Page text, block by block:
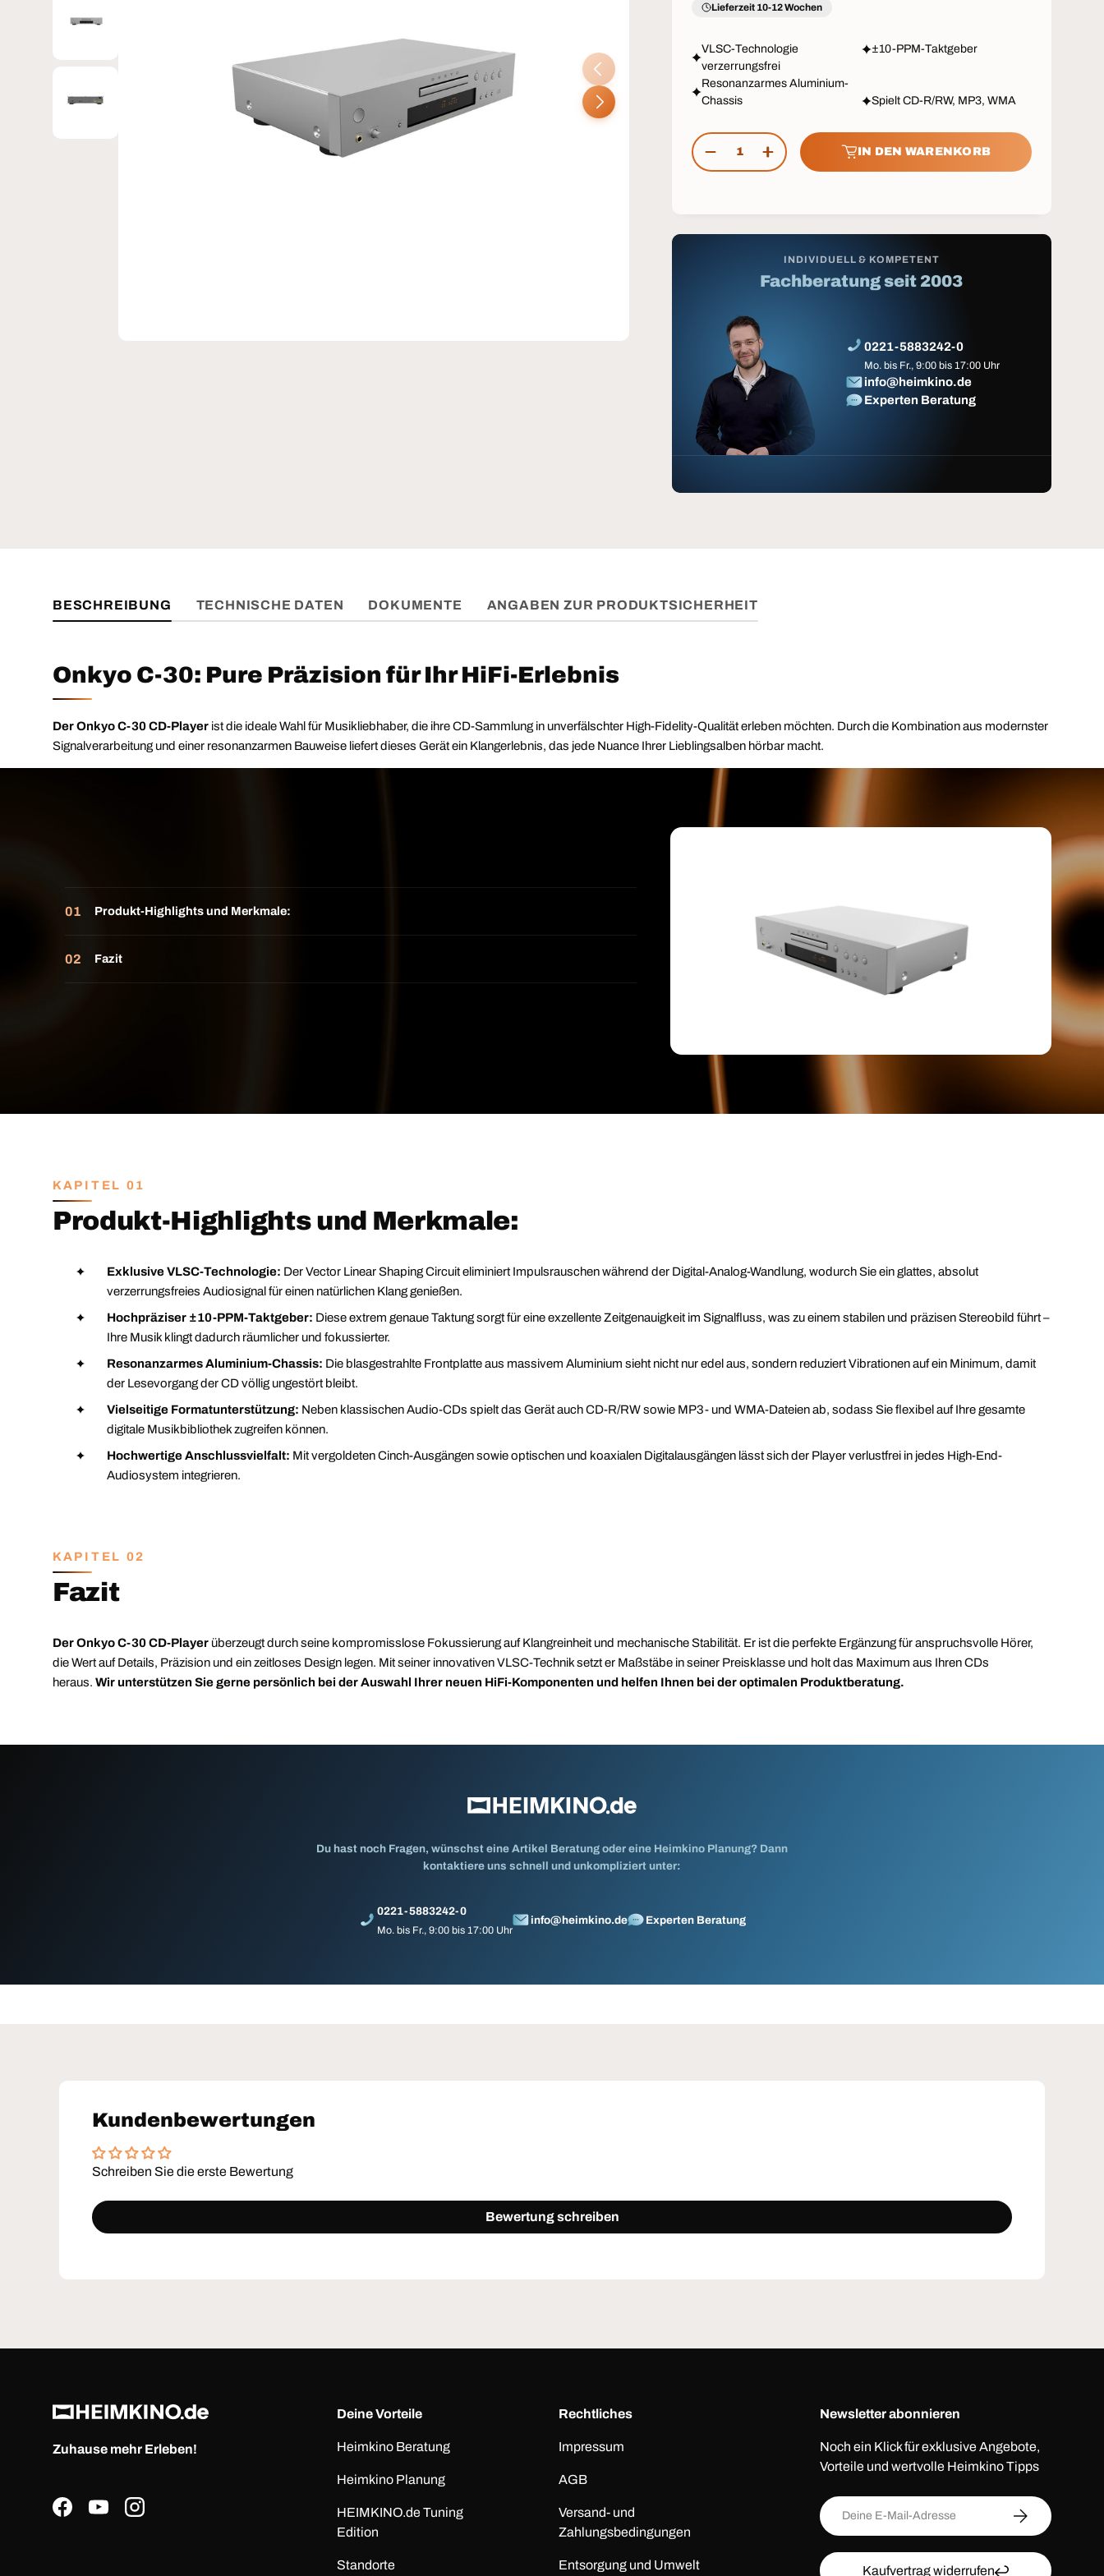
VORHERIGE
NÄCHSTE
Lieferzeit 10-12 Wochen
VLSC-Technologie
verzerrungsfrei
Resonanzarmes Aluminium-
Chassis
±10-PPM-Taktgeber
Spielt CD-R/RW, MP3, WMA
Anzahl
MENGE VERRINGERN
MENGE ERHÖHENIN DEN WARENKORB
INDIVIDUELL & KOMPETENT
Fachberatung seit 2003
0221-5883242-0
Mo. bis Fr., 9:00 bis 17:00 Uhr
info@heimkino.de
Experten Beratung
BESCHREIBUNG TECHNISCHE DATEN DOKUMENTE ANGABEN ZUR PRODUKTSICHERHEIT
Onkyo C-30: Pure Präzision für Ihr HiFi-Erlebnis
Der Onkyo C-30 CD-Player ist die ideale Wahl für Musikliebhaber, die ihre CD-Sammlung in unverfälschter High-Fidelity-Qualität erleben möchten. Durch die Kombination aus modernster
Signalverarbeitung und einer resonanzarmen Bauweise liefert dieses Gerät ein Klangerlebnis, das jede Nuance Ihrer Lieblingsalben hörbar macht.
Produkt-Highlights und Merkmale:
Fazit
KAPITEL 01
Produkt-Highlights und Merkmale:
Exklusive VLSC-Technologie: Der Vector Linear Shaping Circuit eliminiert Impulsrauschen während der Digital-Analog-Wandlung, wodurch Sie ein glattes, absolut
verzerrungsfreies Audiosignal für einen natürlichen Klang genießen.
Hochpräziser ±10-PPM-Taktgeber: Diese extrem genaue Taktung sorgt für eine exzellente Zeitgenauigkeit im Signalfluss, was zu einem stabilen und präzisen Stereobild führt –
Ihre Musik klingt dadurch räumlicher und fokussierter.
Resonanzarmes Aluminium-Chassis: Die blasgestrahlte Frontplatte aus massivem Aluminium sieht nicht nur edel aus, sondern reduziert Vibrationen auf ein Minimum, damit
der Lesevorgang der CD völlig ungestört bleibt.
Vielseitige Formatunterstützung: Neben klassischen Audio-CDs spielt das Gerät auch CD-R/RW sowie MP3- und WMA-Dateien ab, sodass Sie flexibel auf Ihre gesamte
digitale Musikbibliothek zugreifen können.
Hochwertige Anschlussvielfalt: Mit vergoldeten Cinch-Ausgängen sowie optischen und koaxialen Digitalausgängen lässt sich der Player verlustfrei in jedes High-End-
Audiosystem integrieren.
KAPITEL 02
Fazit
Der Onkyo C-30 CD-Player überzeugt durch seine kompromisslose Fokussierung auf Klangreinheit und mechanische Stabilität. Er ist die perfekte Ergänzung für anspruchsvolle Hörer,
die Wert auf Details, Präzision und ein zeitloses Design legen. Mit seiner innovativen VLSC-Technik setzt er Maßstäbe in seiner Preisklasse und holt das Maximum aus Ihren CDs
heraus. Wir unterstützen Sie gerne persönlich bei der Auswahl Ihrer neuen HiFi-Komponenten und helfen Ihnen bei der optimalen Produktberatung.
Du hast noch Fragen, wünschst eine Artikel Beratung oder eine Heimkino Planung? Dann
kontaktiere uns schnell und unkompliziert unter:
0221-5883242-0
Mo. bis Fr., 9:00 bis 17:00 Uhr
info@heimkino.de Experten Beratung
Kundenbewertungen
Schreiben Sie die erste Bewertung
Bewertung schreiben
Zuhause mehr Erleben!
FacebookYouTubeInstagram
Deine Vorteile
Heimkino Beratung
Heimkino Planung
HEIMKINO.de Tuning
Edition
Standorte
Rechtliches
Impressum
AGB
Versand- und
Zahlungsbedingungen
Entsorgung und Umwelt
Newsletter abonnieren
Noch ein Klick für exklusive Angebote,
Vorteile und wertvolle Heimkino Tipps
E-Mail
ABONNIEREN
Kaufvertrag widerrufen